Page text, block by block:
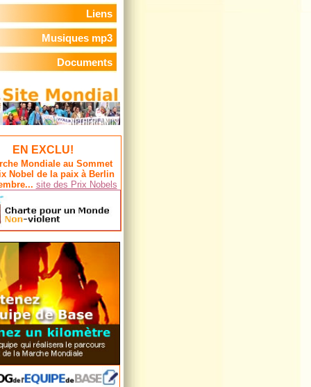
Liens
Musiques mp3
Documents
EN EXCLU!
Mondiale au Sommet
Nobel de la paix à Berlin
site des Prix Nobels